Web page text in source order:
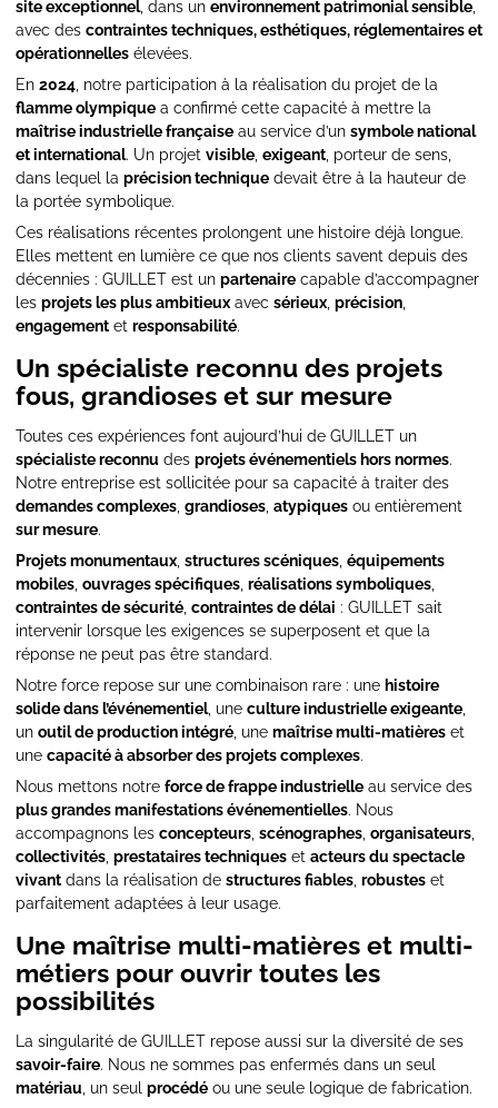
site exceptionnel, dans un environnement patrimonial sensible
avec des contraintes techniques, esthétiques, réglementaires et
opérationnelles élevées.
En 2024 , notre participation à la réalisation du projet de la
flamme olympique a confirmé cette capacité à mettre la
maîtrise industrielle française au service d’un symbole national
et international. Un projet visible exigeant , porteur de sens,
dans lequel la précision technique devait être à la hauteur de
la portée symbolique.
Ces réalisations récentes prolongent une histoire déjà longue.
Elles mettent en lumière ce que nos clients savent depuis des
décennies : GUILLET est un partenaire capable d’accompagner
les projets les plus ambitieux avec sérieux précision
engagement et responsabilité.
Un spécialiste reconnu des projets
fous, grandioses et sur mesure
Toutes ces expériences font aujourd’hui de GUILLET un
spécialiste reconnu des projets événementiels hors normes.
Notre entreprise est sollicitée pour sa capacité à traiter des
demandes complexes grandioses atypiques ou entièrement
sur mesure.
Projets monumentaux structures scéniques équipements
mobiles ouvrages spécifiques réalisations symboliques
contraintes de sécurité contraintes de délai : GUILLET sait
intervenir lorsque les exigences se superposent et que la
réponse ne peut pas être standard.
Notre force repose sur une combinaison rare : une histoire
solide dans l’événementiel, une culture industrielle exigeante
un outil de production intégré , une maîtrise multi-matières et
une capacité à absorber des projets complexes.
Nous mettons notre force de frappe industrielle au service des
plus grandes manifestations événementielles. Nous
accompagnons les concepteurs scénographes organisateurs
collectivités prestataires techniques et acteurs du spectacle
vivant dans la réalisation de structures fiables robustes et
parfaitement adaptées à leur usage.
Une maîtrise multi-matières et multi-
métiers pour ouvrir toutes les
possibilités
La singularité de GUILLET repose aussi sur la diversité de ses
savoir-faire. Nous ne sommes pas enfermés dans un seul
matériau , un seul procédé ou une seule logique de fabrication.